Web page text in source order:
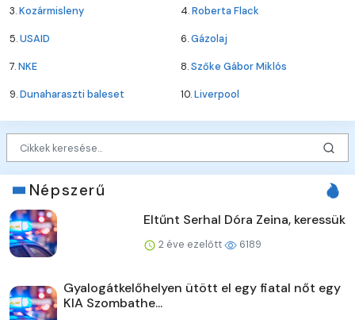
3.Kozármisleny 4.Roberta Flack
5.USAID 6.Gázolaj
7.NKE 8.Szőke Gábor Miklós
9.Dunaharaszti baleset 10.Liverpool
Népszerű
Eltűnt Serhal Dóra Zeina, keressük
2 éve ezelőtt 6189
Gyalogátkelőhelyen ütött el egy fiatal nőt egy
KIA Szombathe...